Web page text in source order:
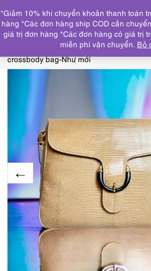
Trang chủ THƯƠNG HIỆU NỔI BẬT
4255-Túi đeo chéo da thằn
crossbody bag-Như mới
*Giảm 10% khi chuyển khoản thanh toán
hàng *Các đơn hàng ship COD cần
giá trị đơn hàng *Các đơn hàng có giá trị
miễn phí vận chuyển. Bỏ